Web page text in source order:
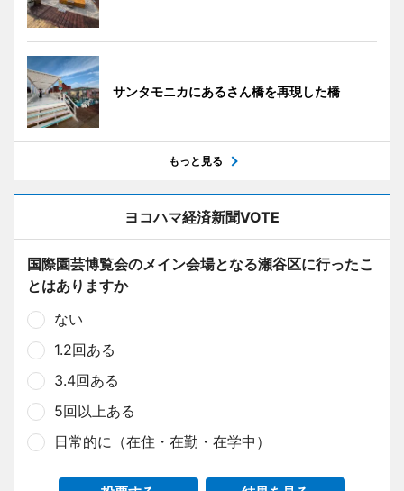
サンタモニカにあるさん橋を再現した橋
もっと見る
ヨコハマ経済新聞VOTE
国際園芸博覧会のメイン会場となる瀬谷区に行ったこ
とはありますか
ない
1.2回ある
3.4回ある
5回以上ある
日常的に（在住・在勤・在学中）